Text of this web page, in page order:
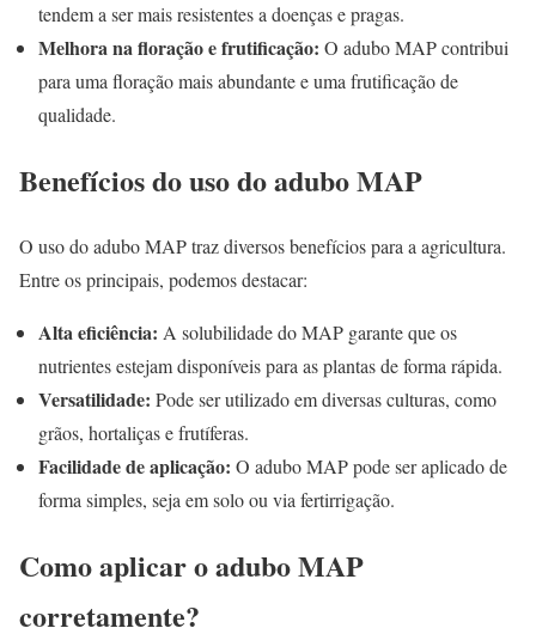
tendem a ser mais resistentes a doenças e pragas.
Melhora na floração e frutificação: O adubo MAP contribui
para uma floração mais abundante e uma frutificação de
qualidade.
Benefícios do uso do adubo MAP
O uso do adubo MAP traz diversos benefícios para a agricultura.
Entre os principais, podemos destacar:
Alta eficiência: A solubilidade do MAP garante que os
nutrientes estejam disponíveis para as plantas de forma rápida.
Versatilidade: Pode ser utilizado em diversas culturas, como
grãos, hortaliças e frutíferas.
Facilidade de aplicação: O adubo MAP pode ser aplicado de
forma simples, seja em solo ou via fertirrigação.
Como aplicar o adubo MAP
corretamente?